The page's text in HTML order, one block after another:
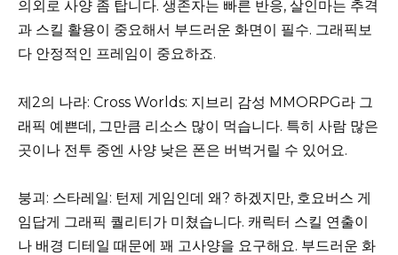
의외로 사양 좀 탑니다. 생존자는 빠른 반응, 살인마는 추격
과 스킬 활용이 중요해서 부드러운 화면이 필수. 그래픽보
다 안정적인 프레임이 중요하죠.
제2의 나라: Cross Worlds: 지브리 감성 MMORPG라 그
래픽 예쁜데, 그만큼 리소스 많이 먹습니다. 특히 사람 많은
곳이나 전투 중엔 사양 낮은 폰은 버벅거릴 수 있어요.
붕괴: 스타레일: 턴제 게임인데 왜? 하겠지만, 호요버스 게
임답게 그래픽 퀄리티가 미쳤습니다. 캐릭터 스킬 연출이
나 배경 디테일 때문에 꽤 고사양을 요구해요. 부드러운 화